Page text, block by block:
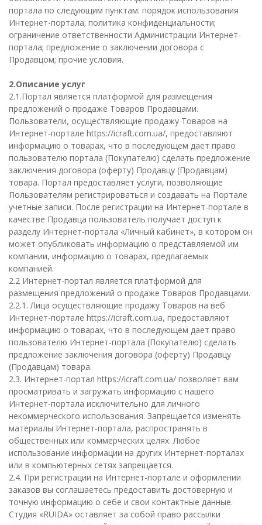
портала по следующим пунктам: порядок использования
Интернет-портала; политика конфиденциальности;
ограничение ответственности Администрации Интернет-
портала; предложение о заключении договора с
Продавцом; прочие условия.
2.Описание услуг
2.1.Портал является платформой для размещения
предложений о продаже Товаров Продавцами.
Пользователи, осуществляющие продажу Товаров на
Интернет-портале https://icraft.com.ua/, предоставляют
информацию о товарах, что в последующем дает право
пользователю портала (Покупателю) сделать предложение
заключения договора (оферту) Продавцу (Продавцам)
товара. Портал предоставляет услуги, позволяющие
Пользователям регистрироваться и создавать на Портале
учетные записи. После регистрации на Интернет-портале в
качестве Продавца пользователь получает доступ к
разделу Интернет-портала «Личный кабинет», в котором он
может опубликовать информацию о представляемой им
компании, информацию о товарах, предлагаемых
компанией.
2.2 Интернет-портал является платформой для
размещения предложений о продаже Товаров Продавцами.
2.2.1. Лица осуществляющие продажу Товаров на веб
Интернет-портале https://icraft.com.ua, предоставляют
информацию о товарах, что в последующем дает право
пользователю Интернет-портала (Покупателю) сделать
предложение заключения договора (оферту) Продавцу
(Продавцам) товара.
2.3. Интернет-портал https://icraft.com.ua/ позволяет вам
просматривать и загружать информацию с нашего
Интернет-портала исключительно для личного
некоммерческого использования. Запрещается изменять
материалы Интернет-портала, распространять в
общественных или коммерческих целях. Любое
использование информации на других Интернет-порталах
или в компьютерных сетях запрещается.
2.4. При регистрации на Интернет-портале и оформлении
заказов вы соглашаетесь предоставить достоверную и
точную информацию о себе и свои контактные данные.
Студия «RUIDA» оставляет за собой право рассылки